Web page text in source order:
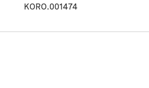
KORO.001474